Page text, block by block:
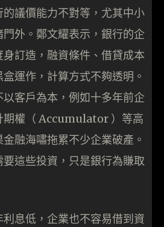
議價能力不對等，尤其中小
外。鄭文耀表示，銀行的企
訂造，融資條件、借貸成本
運作，計算方式不夠透明。
以客戶為本，例如十多年前企
期權（ Accumulator ）等高
融海嘯拖累不少企業破產。
這些投資，只是銀行為賺取
息低，企業也不容易借到資